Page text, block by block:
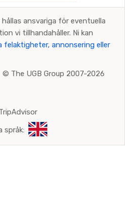
ansvariga för eventuella
vi tillhandahåller. Ni kan
felaktigheter, annonsering eller
© The UGB Group 2007-2026
språk: